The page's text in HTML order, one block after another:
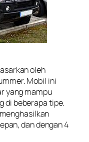
oleh
Mobil ini
yang mampu
di beberapa tipe.
dan dengan 4